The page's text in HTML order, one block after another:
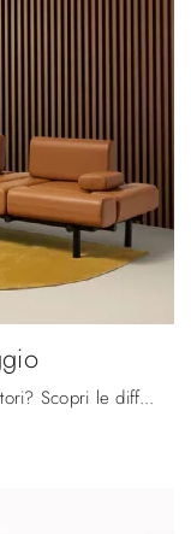
Cerchi Arredo Ufficio dei migliori produttori? Scopri le differenti soluzioni di sedie ospiti e attesa in pelle, come il modello Divano ospiti e ...